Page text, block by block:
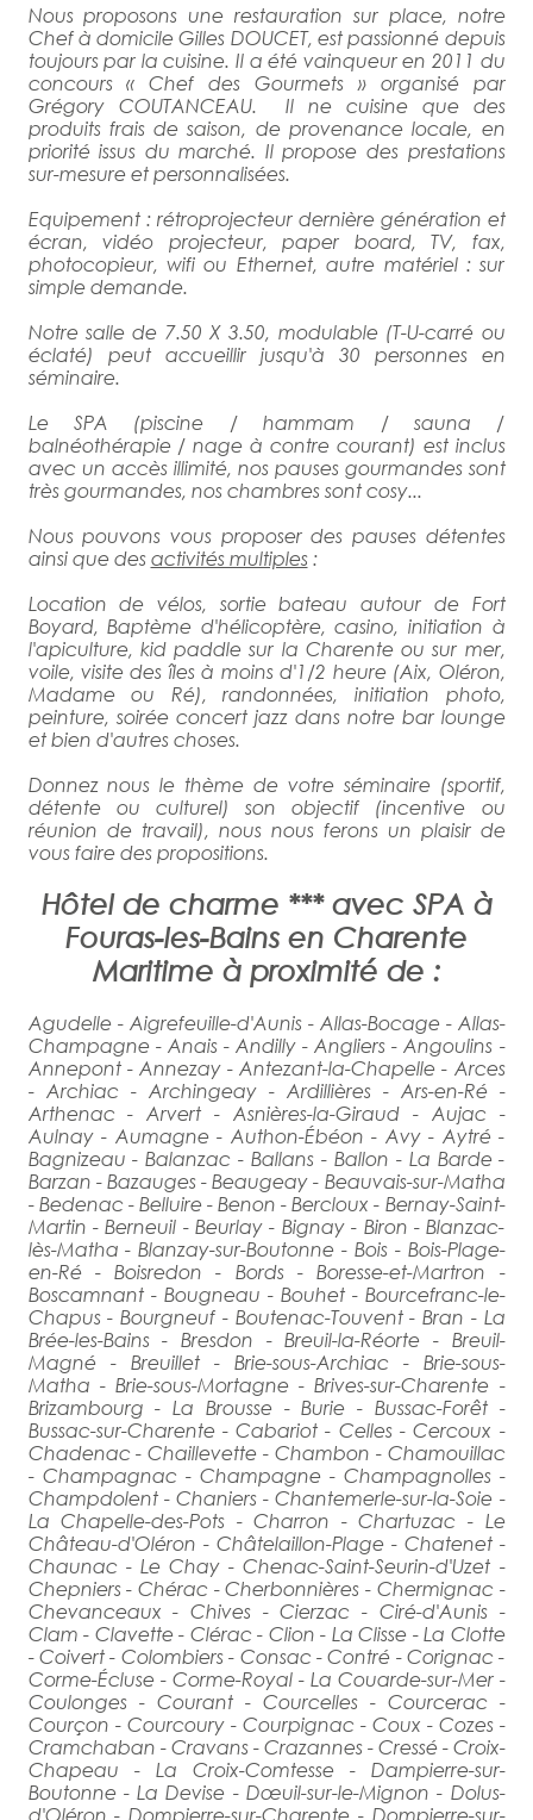
Nous proposons une restauration sur place, notre
Chef à domicile Gilles DOUCET, est passionné depuis
toujours par la cuisine. Il a été vainqueur en 2011 du
concours « Chef des Gourmets » organisé par
Grégory COUTANCEAU. Il ne cuisine que des
produits frais de saison, de provenance locale, en
priorité issus du marché. Il propose des prestations
sur-mesure et personnalisées.
Equipement : rétroprojecteur dernière génération et
écran, vidéo projecteur, paper board, TV, fax,
photocopieur, wifi ou Ethernet, autre matériel : sur
simple demande.
Notre salle de 7.50 X 3.50, modulable (T-U-carré ou
éclaté) peut accueillir jusqu'à 30 personnes en
séminaire.
Le SPA (piscine / hammam / sauna /
balnéothérapie / nage à contre courant) est inclus
avec un accès illimité, nos pauses gourmandes sont
très gourmandes, nos chambres sont cosy...
Nous pouvons vous proposer des pauses détentes
ainsi que des activités multiples:
Location de vélos, sortie bateau autour de Fort
Boyard, Baptème d'hélicoptère, casino, initiation à
l'apiculture, kid paddle sur la Charente ou sur mer,
voile, visite des îles à moins d'1/2 heure (Aix, Oléron,
Madame ou Ré), randonnées, initiation photo,
peinture, soirée concert jazz dans notre bar lounge
et bien d'autres choses.
Donnez nous le thème de votre séminaire (sportif,
détente ou culturel) son objectif (incentive ou
réunion de travail), nous nous ferons un plaisir de
vous faire des propositions.
Hôtel de charme *** avec SPA à
Fouras-les-Bains en Charente
Maritime à proximité de :
Agudelle - Aigrefeuille-d'Aunis - Allas-Bocage - Allas-
Champagne - Anais - Andilly - Angliers - Angoulins -
Annepont - Annezay - Antezant-la-Chapelle - Arces
- Archiac - Archingeay - Ardillières - Ars-en-Ré -
Arthenac - Arvert - Asnières-la-Giraud - Aujac -
Aulnay - Aumagne - Authon-Ébéon - Avy - Aytré -
Bagnizeau - Balanzac - Ballans - Ballon - La Barde -
Barzan - Bazauges - Beaugeay - Beauvais-sur-Matha
- Bedenac - Belluire - Benon - Bercloux - Bernay-Saint-
Martin - Berneuil - Beurlay - Bignay - Biron - Blanzac-
lès-Matha - Blanzay-sur-Boutonne - Bois - Bois-Plage-
en-Ré - Boisredon - Bords - Boresse-et-Martron -
Boscamnant - Bougneau - Bouhet - Bourcefranc-le-
Chapus - Bourgneuf - Boutenac-Touvent - Bran - La
Brée-les-Bains - Bresdon - Breuil-la-Réorte - Breuil-
Magné - Breuillet - Brie-sous-Archiac - Brie-sous-
Matha - Brie-sous-Mortagne - Brives-sur-Charente -
Brizambourg - La Brousse - Burie - Bussac-Forêt -
Bussac-sur-Charente - Cabariot - Celles - Cercoux -
Chadenac - Chaillevette - Chambon - Chamouillac
- Champagnac - Champagne - Champagnolles -
Champdolent - Chaniers - Chantemerle-sur-la-Soie -
La Chapelle-des-Pots - Charron - Chartuzac - Le
Château-d'Oléron - Châtelaillon-Plage - Chatenet -
Chaunac - Le Chay - Chenac-Saint-Seurin-d'Uzet -
Chepniers - Chérac - Cherbonnières - Chermignac -
Chevanceaux - Chives - Cierzac - Ciré-d'Aunis -
Clam - Clavette - Clérac - Clion - La Clisse - La Clotte
- Coivert - Colombiers - Consac - Contré - Corignac -
Corme-Écluse - Corme-Royal - La Couarde-sur-Mer -
Coulonges - Courant - Courcelles - Courcerac -
Courçon - Courcoury - Courpignac - Coux - Cozes -
Cramchaban - Cravans - Crazannes - Cressé - Croix-
Chapeau - La Croix-Comtesse - Dampierre-sur-
Boutonne - La Devise - Dœuil-sur-le-Mignon - Dolus-
d'Oléron - Dompierre-sur-Charente - Dompierre-sur-